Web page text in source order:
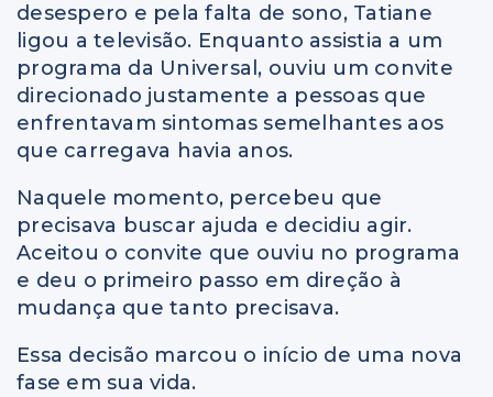
desespero e pela falta de sono, Tatiane
ligou a televisão. Enquanto assistia a um
programa da Universal, ouviu um convite
direcionado justamente a pessoas que
enfrentavam sintomas semelhantes aos
que carregava havia anos.
Naquele momento, percebeu que
precisava buscar ajuda e decidiu agir.
Aceitou o convite que ouviu no programa
e deu o primeiro passo em direção à
mudança que tanto precisava.
Essa decisão marcou o início de uma nova
fase em sua vida.